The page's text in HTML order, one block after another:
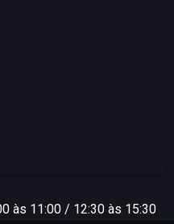
às 11:00 / 12:30 às 15:30